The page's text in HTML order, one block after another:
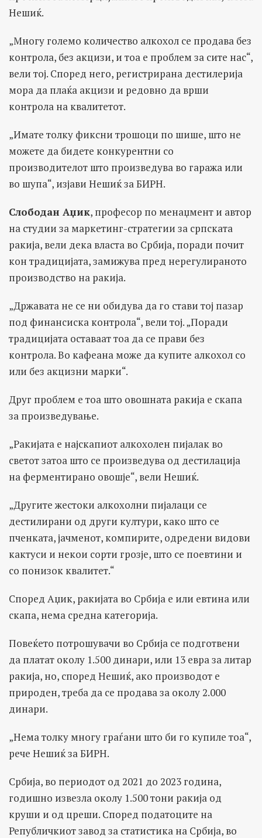
Нешиќ.
„Многу големо количество алкохол се продава без
контрола, без акцизи, и тоа е проблем за сите нас“,
вели тој. Според него, регистрирана дестилерија
мора да плаќа акцизи и редовно да врши
контрола на квалитетот.
„Имате толку фиксни трошоци по шише, што не
можете да бидете конкурентни со
производителот што произведува во гаража или
во шупа“, изјави Нешиќ за БИРН.
Слободан Аџик, професор по менаџмент и автор
на студии за маркетинг-стратегии за српската
ракија, вели дека власта во Србија, поради почит
кон традицијата, замижува пред нерегулираното
производство на ракија.
„Државата не се ни обидува да го стави тој пазар
под финансиска контрола“, вели тој. „Поради
традицијата оставаат тоа да се прави без
контрола. Во кафеана може да купите алкохол со
или без акцизни марки“.
Друг проблем е тоа што овошната ракија е скапа
за произведување.
„Ракијата е најскапиот алкохолен пијалак во
светот затоа што се произведува од дестилација
на ферментирано овошје“, вели Нешиќ.
„Другите жестоки алкохолни пијалаци се
дестилирани од други култури, како што се
пченката, јачменот, компирите, одредени видови
кактуси и некои сорти грозје, што се поевтини и
со понизок квалитет.“
Според Аџик, ракијата во Србија е или евтина или
скапа, нема средна категорија.
Повеќето потрошувачи во Србија се подготвени
да платат околу 1.500 динари, или 13 евра за литар
ракија, но, според Нешиќ, ако производот е
природен, треба да се продава за околу 2.000
динари.
„Нема толку многу граѓани што би го купиле тоа“,
рече Нешиќ за БИРН.
Србија, во периодот од 2021 до 2023 година,
годишно извезла околу 1.500 тони ракија од
круши и од цреши. Според податоците на
Републичкиот завод за статистика на Србија, во